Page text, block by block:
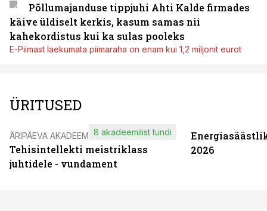
Põllumajanduse tippjuhi Ahti Kalde firmades
käive üldiselt kerkis, kasum samas nii
kahekordistus kui ka sulas pooleks
E-Piimast laekumata piimaraha on enam kui 1,2 miljonit eurot
ÜRITUSED
ÄRIPÄEVA AKADEEMIA
Tehisintellekti meistriklass
juhtidele - vundament
8 akadeemilist tundi
2026